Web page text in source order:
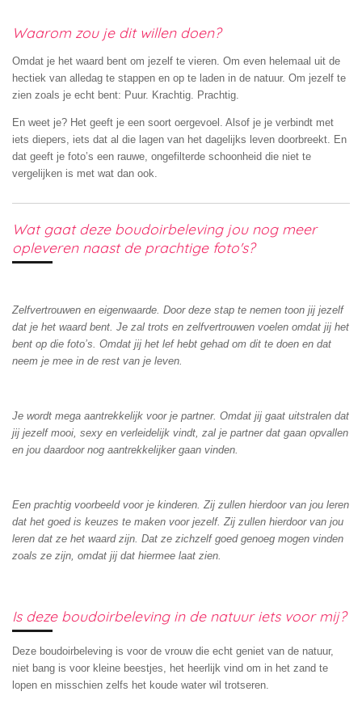
Waarom zou je dit willen doen?
Omdat je het waard bent om jezelf te vieren. Om even helemaal uit de
hectiek van alledag te stappen en op te laden in de natuur. Om jezelf te
zien zoals je echt bent: Puur. Krachtig. Prachtig.
En weet je? Het geeft je een soort oergevoel. Alsof je je verbindt met
iets diepers, iets dat al die lagen van het dagelijks leven doorbreekt. En
dat geeft je foto’s een rauwe, ongefilterde schoonheid die niet te
vergelijken is met wat dan ook.
Wat gaat deze boudoirbeleving jou nog meer
opleveren naast de prachtige foto's?
Zelfvertrouwen en eigenwaarde. Door deze stap te nemen toon jij jezelf
dat je het waard bent. Je zal trots en zelfvertrouwen voelen omdat jij het
bent op die foto’s. Omdat jij het lef hebt gehad om dit te doen en dat
neem je mee in de rest van je leven.
Je wordt mega aantrekkelijk voor je partner. Omdat jij gaat uitstralen dat
jij jezelf mooi, sexy en verleidelijk vindt, zal je partner dat gaan opvallen
en jou daardoor nog aantrekkelijker gaan vinden.
Een prachtig voorbeeld voor je kinderen. Zij zullen hierdoor van jou leren
dat het goed is keuzes te maken voor jezelf. Zij zullen hierdoor van jou
leren dat ze het waard zijn. Dat ze zichzelf goed genoeg mogen vinden
zoals ze zijn, omdat jij dat hiermee laat zien.
Is deze boudoirbeleving in de natuur iets voor mij?
Deze boudoirbeleving is voor de vrouw die echt geniet van de natuur,
niet bang is voor kleine beestjes, het heerlijk vind om in het zand te
lopen en misschien zelfs het koude water wil trotseren.